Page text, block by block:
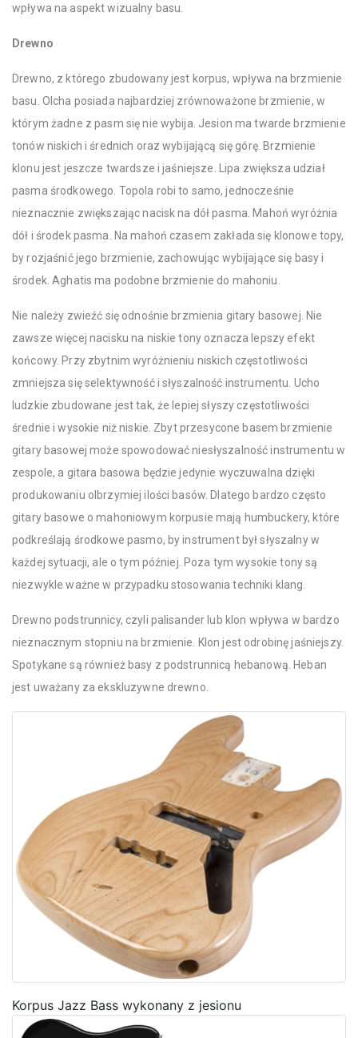
wpływa na aspekt wizualny basu.
Drewno
Drewno, z którego zbudowany jest korpus, wpływa na brzmienie
basu. Olcha posiada najbardziej zrównoważone brzmienie, w
którym żadne z pasm się nie wybija. Jesion ma twarde brzmienie
tonów niskich i średnich oraz wybijającą się górę. Brzmienie
klonu jest jeszcze twardsze i jaśniejsze. Lipa zwiększa udział
pasma środkowego. Topola robi to samo, jednocześnie
nieznacznie zwiększając nacisk na dół pasma. Mahoń wyróżnia
dół i środek pasma. Na mahoń czasem zakłada się klonowe topy,
by rozjaśnić jego brzmienie, zachowując wybijające się basy i
środek. Aghatis ma podobne brzmienie do mahoniu.
Nie należy zwieźć się odnośnie brzmienia gitary basowej. Nie
zawsze więcej nacisku na niskie tony oznacza lepszy efekt
końcowy. Przy zbytnim wyróżnieniu niskich częstotliwości
zmniejsza się selektywność i słyszalność instrumentu. Ucho
ludzkie zbudowane jest tak, że lepiej słyszy częstotliwości
średnie i wysokie niż niskie. Zbyt przesycone basem brzmienie
gitary basowej może spowodować niesłyszalność instrumentu w
zespole, a gitara basowa będzie jedynie wyczuwalna dzięki
produkowaniu olbrzymiej ilości basów. Dlatego bardzo często
gitary basowe o mahoniowym korpusie mają humbuckery, które
podkreślają środkowe pasmo, by instrument był słyszalny w
każdej sytuacji, ale o tym później. Poza tym wysokie tony są
niezwykle ważne w przypadku stosowania techniki klang.
Drewno podstrunnicy, czyli palisander lub klon wpływa w bardzo
nieznacznym stopniu na brzmienie. Klon jest odrobinę jaśniejszy.
Spotykane są również basy z podstrunnicą hebanową. Heban
jest uważany za ekskluzywne drewno.
Korpus Jazz Bass wykonany z jesionu